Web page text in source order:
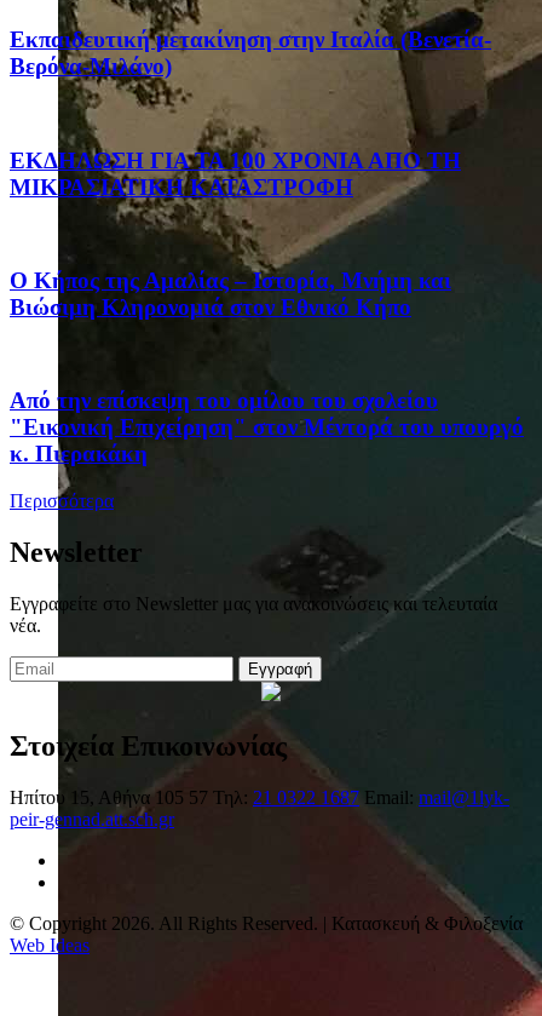
Eκπαιδευτική μετακίνηση στην Ιταλία (Βενετία-
Βερόνα-Μιλάνο)
ΕΚΔΗΛΩΣΗ ΓΙΑ ΤΑ 100 ΧΡΟΝΙΑ ΑΠΟ ΤΗ
ΜΙΚΡΑΣΙΑΤΙΚΗ ΚΑΤΑΣΤΡΟΦΗ
Ο Κήπος της Αμαλίας – Ιστορία, Μνήμη και
Βιώσιμη Κληρονομιά στον Εθνικό Κήπο
Από την επίσκεψη του ομίλου του σχολείου
"Εικονική Επιχείρηση" στον Μέντορά του υπουργό
κ. Πιερακάκη
Περισσότερα
Newsletter
Εγγραφείτε στο Newsletter μας για ανακοινώσεις και τελευταία
νέα.
Εγγραφή
Στοιχεία Επικοινωνίας
Ηπίτου 15, Αθήνα 105 57 Τηλ: 21 0322 1687 Email: mail@1lyk-
peir-gennad.att.sch.gr
© Copyright 2026. All Rights Reserved. | Κατασκευή & Φιλοξενία
Web Ideas